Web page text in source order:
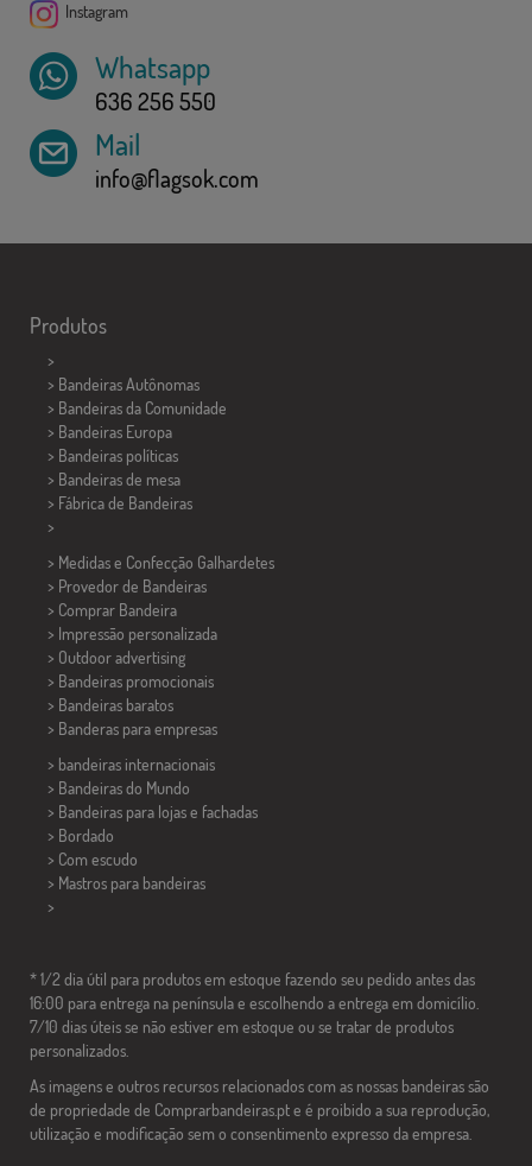
Instagram
Whatsapp
636 256 550
Mail
info@flagsok.com
Produtos
>
> Bandeiras Autônomas
> Bandeiras da Comunidade
> Bandeiras Europa
> Bandeiras políticas
> Bandeiras de mesa
> Fábrica de Bandeiras
>
> Medidas e Confecção Galhardetes
> Provedor de Bandeiras
> Comprar Bandeira
> Impressão personalizada
> Outdoor advertising
> Bandeiras promocionais
> Bandeiras baratos
> Banderas para empresas
> bandeiras internacionais
> Bandeiras do Mundo
> Bandeiras para lojas e fachadas
> Bordado
> Com escudo
> Mastros para bandeiras
>
* 1/2 dia útil para produtos em estoque fazendo seu pedido antes das
16:00 para entrega na península e escolhendo a entrega em domicílio.
7/10 dias úteis se não estiver em estoque ou se tratar de produtos
personalizados.
As imagens e outros recursos relacionados com as nossas bandeiras são
de propriedade de Comprarbandeiras.pt e é proibido a sua reprodução,
utilização e modificação sem o consentimento expresso da empresa.